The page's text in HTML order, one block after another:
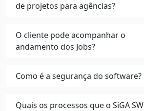
de projetos para agências?
O cliente pode acompanhar o
andamento dos Jobs?
Como é a segurança do software?
Quais os processos que o SiGA SW